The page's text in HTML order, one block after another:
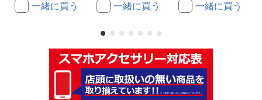
一緒に買う 一緒に買う 一緒に買う